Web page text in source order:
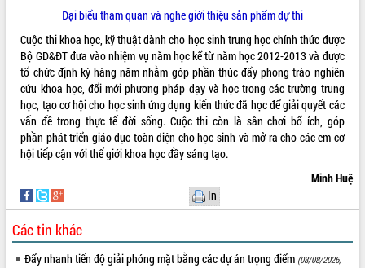
Thứ trưởng Bộ Nông nghiệp và Môi
trường Nguyễn Hoàng Hiệp khảo sát
vùng trồng và doanh nghiệp đóng gói
sầu riêng tại Đắk Lắk
Trình diễn nghệ thuật chế biến các
món ăn từ sầu riêng
Đắk Lắk công bố Quy hoạch và xúc
tiến đầu tư tỉnh
Diễn đàn Kinh tế tư nhân Việt Nam đột
phá cơ chế - Hợp tác công tư
Đề án 06 tạo bước ngoặt đột phá trong
cải cách hành chính tỉnh Đắk Lắk
Đại biểu tham quan và nghe giới thiệu sản phẩm dự thi
Cuộc thi khoa học, kỹ thuật dành cho học sinh trung học chính thức được
Bộ GD&ĐT đưa vào nhiệm vụ năm học kể từ năm học 2012-2013 và được
tổ chức định kỳ hàng năm nhằm góp phần thúc đẩy phong trào nghiên
cứu khoa học, đổi mới phương pháp dạy và học trong các trường trung
học, tạo cơ hội cho học sinh ứng dụng kiến thức đã học để giải quyết các
vấn đề trong thực tế đời sống. Cuộc thi còn là sân chơi bổ ích, góp
phần phát triển giáo dục toàn diện cho học sinh và mở ra cho các em cơ
hội tiếp cận với thế giới khoa học đầy sáng tạo.
Minh Huệ
In
Các tin khác
Đẩy nhanh tiến độ giải phóng mặt bằng các dự án trọng điểm (08/08/2026,